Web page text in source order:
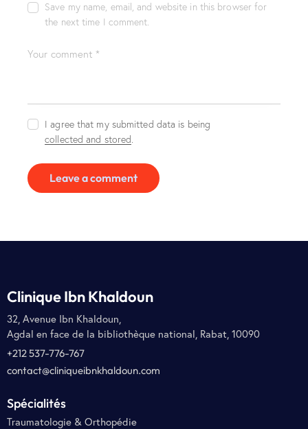
Save my name, email, and website in this browser for
the next time I comment.
I agree that my submitted data is being
collected and stored.
Clinique Ibn Khaldoun
32, Avenue Ibn Khaldoun,
Agdal en face de la bibliothèque national, Rabat, 10090
+212 537-776-767
contact@cliniqueibnkhaldoun.com
Spécialités
Traumatologie & Orthopédie